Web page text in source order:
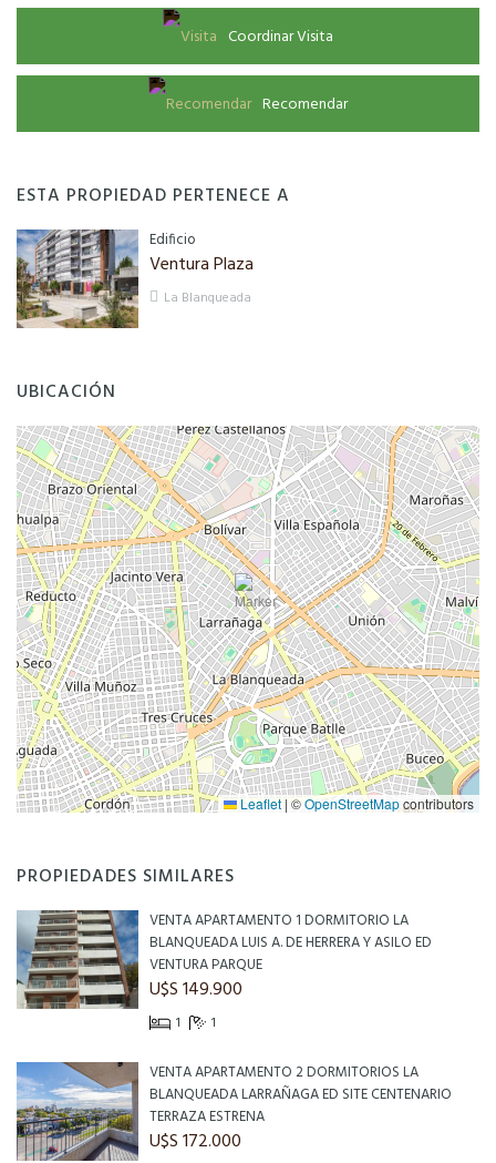
Coordinar Visita
Recomendar
ESTA PROPIEDAD PERTENECE A
Edificio
Ventura Plaza
La Blanqueada
UBICACIÓN
Leaflet | ©OpenStreetMapcontributors
PROPIEDADES SIMILARES
VENTA APARTAMENTO 1 DORMITORIO LA
BLANQUEADA LUIS A. DE HERRERA Y ASILO ED
VENTURA PARQUE
U$S 149.900
1 1
VENTA APARTAMENTO 2 DORMITORIOS LA
BLANQUEADA LARRAÑAGA ED SITE CENTENARIO
TERRAZA ESTRENA
U$S 172.000